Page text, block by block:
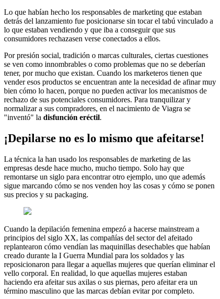
Lo que habían hecho los responsables de marketing que estaban
detrás del lanzamiento fue posicionarse sin tocar el tabú vinculado a
lo que estaban vendiendo y que iba a conseguir que sus
consumidores rechazasen verse conectados a ellos.
Por presión social, tradición o marcas culturales, ciertas cuestiones
se ven como innombrables o como problemas que no se deberían
tener, por mucho que existan. Cuando los marketeros tienen que
vender esos productos se encuentran ante la necesidad de afinar muy
bien cómo lo hacen, porque no pueden activar los mecanismos de
rechazo de sus potenciales consumidores. Para tranquilizar y
normalizar a sus compradores, en el nacimiento de Viagra se
"inventó" la disfunción eréctil.
¡Depilarse no es lo mismo que afeitarse!
La técnica la han usado los responsables de marketing de las
empresas desde hace mucho, mucho tiempo. Solo hay que
remontarse un siglo para encontrar otro ejemplo, uno que además
sigue marcando cómo se nos venden hoy las cosas y cómo se ponen
sus precios y su packaging.
Cuando la depilación femenina empezó a hacerse mainstream a
principios del siglo XX, las compañías del sector del afeitado
replantearon cómo vendían las maquinillas desechables que habían
creado durante la I Guerra Mundial para los soldados y las
reposicionaron para llegar a aquellas mujeres que querían eliminar el
vello corporal. En realidad, lo que aquellas mujeres estaban
haciendo era afeitar sus axilas o sus piernas, pero afeitar era un
término masculino que las marcas debían evitar por completo.